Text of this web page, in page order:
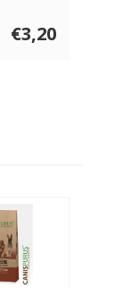
€3,20